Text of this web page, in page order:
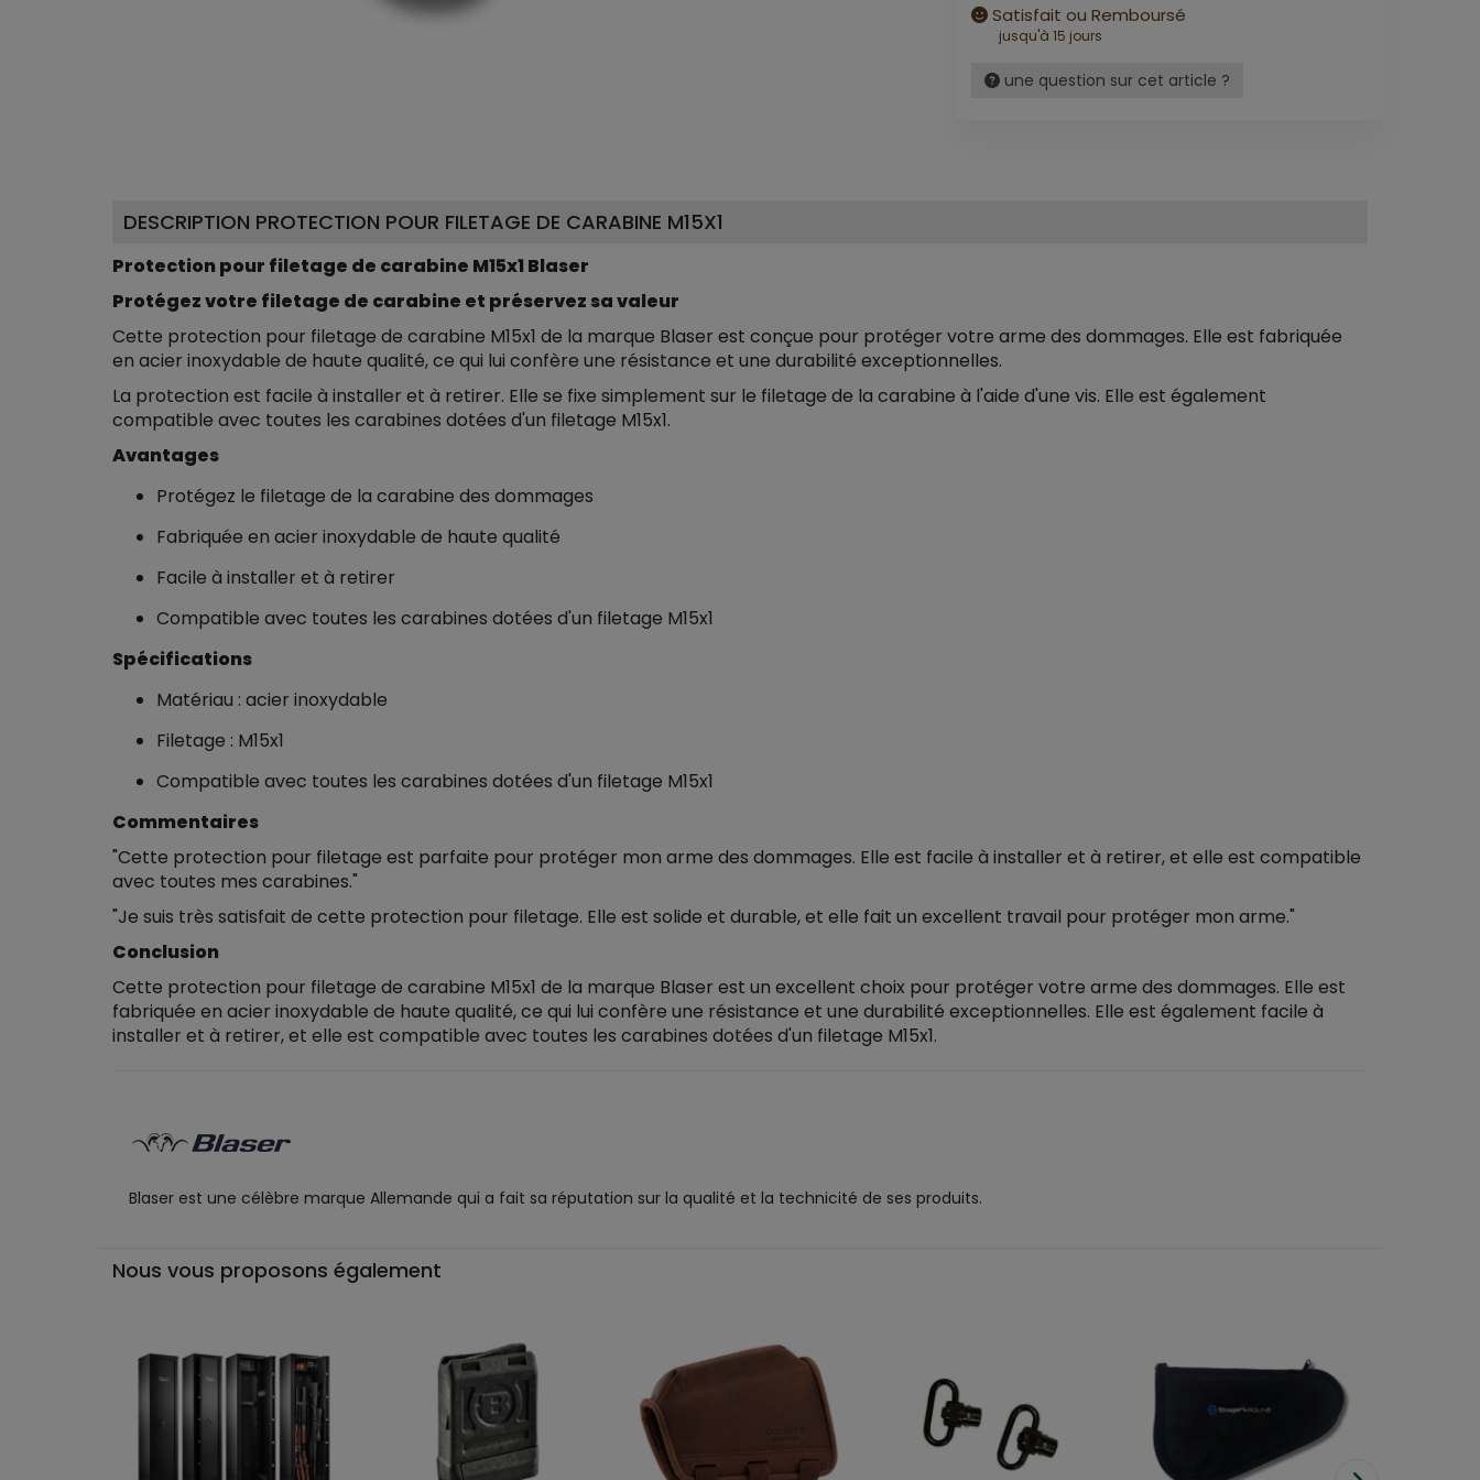
Satisfait ou Remboursé
jusqu'à 15 jours
une question sur cet article ?
DESCRIPTION PROTECTION POUR FILETAGE DE CARABINE M15X1
Protection pour filetage de carabine M15x1 Blaser
Protégez votre filetage de carabine et préservez sa valeur
Cette protection pour filetage de carabine M15x1 de la marque Blaser est conçue pour protéger votre arme des dommages. Elle est fabriquée
en acier inoxydable de haute qualité, ce qui lui confère une résistance et une durabilité exceptionnelles.
La protection est facile à installer et à retirer. Elle se fixe simplement sur le filetage de la carabine à l'aide d'une vis. Elle est également
compatible avec toutes les carabines dotées d'un filetage M15x1.
Avantages
Protégez le filetage de la carabine des dommages
Fabriquée en acier inoxydable de haute qualité
Facile à installer et à retirer
Compatible avec toutes les carabines dotées d'un filetage M15x1
Spécifications
Matériau : acier inoxydable
Filetage : M15x1
Compatible avec toutes les carabines dotées d'un filetage M15x1
Commentaires
"Cette protection pour filetage est parfaite pour protéger mon arme des dommages. Elle est facile à installer et à retirer, et elle est compatible
avec toutes mes carabines."
"Je suis très satisfait de cette protection pour filetage. Elle est solide et durable, et elle fait un excellent travail pour protéger mon arme."
Conclusion
Cette protection pour filetage de carabine M15x1 de la marque Blaser est un excellent choix pour protéger votre arme des dommages. Elle est
fabriquée en acier inoxydable de haute qualité, ce qui lui confère une résistance et une durabilité exceptionnelles. Elle est également facile à
installer et à retirer, et elle est compatible avec toutes les carabines dotées d'un filetage M15x1.
Blaser est une célèbre marque Allemande qui a fait sa réputation sur la qualité et la technicité de ses produits.
Nous vous proposons également